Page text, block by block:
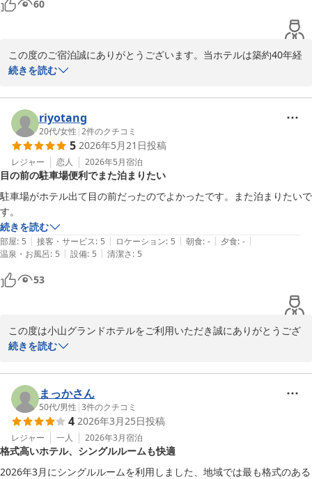
60
この度のご宿泊誠にありがとうございます。当ホテルは築約40年経
過しており、設備面などでお客様にご不便をおかけする場合もござ
ます。
小山グランドホテル
2026-05-25
続きを読む
riyotang
20代/女性 |2件のクチコミ
5 2026年5月21日投稿
レジャー 恋人 2026年5月宿泊
目の前の駐車場便利でまた泊まりたい
駐車場がホテル出て目の前だったのでよかったです。また泊まりたいで
す。
続きを読む
部屋: 5 | 接客・サービス: 5 | ロケーション: 5 | 朝食: - | 夕食: - |
温泉・お風呂: 5 | 設備: 5 | 清潔さ: 5
53
この度は小山グランドホテルをご利用いただき誠にありがとうござ
います。
お褒めの言葉ありがとうございます。
またのご利用をお待ちしております。
小山グランドホテル
2026-05-21
続きを読む
まっかさん
50代/男性 |3件のクチコミ
4 2026年3月25日投稿
レジャー 一人 2026年3月宿泊
格式高いホテル、シングルルームも快適
2026年3月にシングルルームを利用しました、地域では最も格式のある